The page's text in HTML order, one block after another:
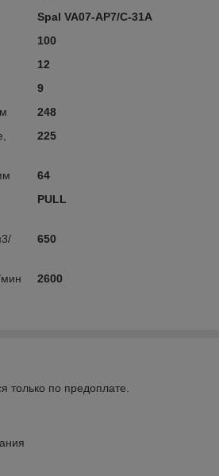
Spal VA07-AP7/C-31A
100
12
9
248
225
64
PULL
650
2600
только по предоплате.